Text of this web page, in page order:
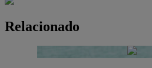
Relacionado